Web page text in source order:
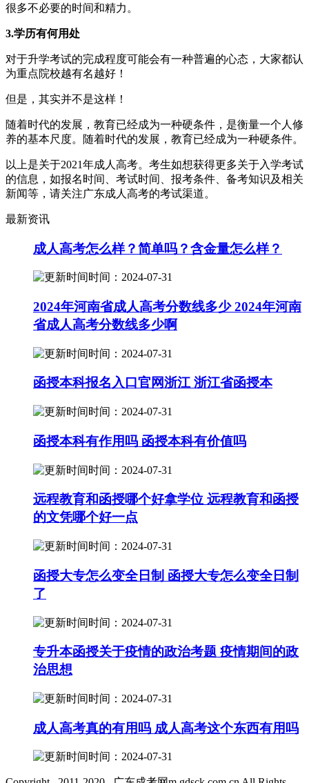
很多不必要的时间和精力。
3.学历有何用处
对于升学考试的完成程度可能会有一种普遍的心态，大家都认
为重点院校越有名越好！
但是，其实并不是这样！
随着时代的发展，教育已经成为一种硬条件，是衡量一个人修
养的基本尺度。随着时代的发展，教育已经成为一种硬条件。
以上是关于2021年成人高考。考生如想获得更多关于入学考试
的信息，如报名时间、考试时间、报考条件、备考知识及相关
新闻等，请关注广东成人高考的考试渠道。
最新资讯
成人高考怎么样？简单吗？含金量怎么样？
时间：2024-07-31
2024年河南省成人高考分数线多少 2024年河南
省成人高考分数线多少啊
时间：2024-07-31
函授本科报名入口官网浙江 浙江省函授本
时间：2024-07-31
函授本科有作用吗 函授本科有价值吗
时间：2024-07-31
远程教育和函授哪个好拿学位 远程教育和函授
的文凭哪个好一点
时间：2024-07-31
函授大专怎么变全日制 函授大专怎么变全日制
了
时间：2024-07-31
专升本函授关于疫情的政治考题 疫情期间的政
治思想
时间：2024-07-31
成人高考真的有用吗 成人高考这个东西有用吗
时间：2024-07-31